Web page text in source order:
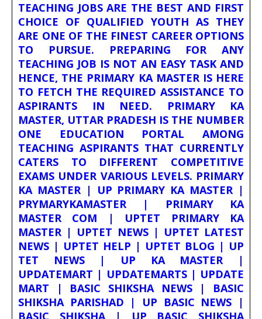
TEACHING JOBS ARE THE BEST AND FIRST
CHOICE OF QUALIFIED YOUTH AS THEY
ARE ONE OF THE FINEST CAREER OPTIONS
TO PURSUE. PREPARING FOR ANY
TEACHING JOB IS NOT AN EASY TASK AND
HENCE, THE PRIMARY KA MASTER IS HERE
TO FETCH THE REQUIRED ASSISTANCE TO
ASPIRANTS IN NEED. PRIMARY KA
MASTER, UTTAR PRADESH IS THE NUMBER
ONE EDUCATION PORTAL AMONG
TEACHING ASPIRANTS THAT CURRENTLY
CATERS TO DIFFERENT COMPETITIVE
EXAMS UNDER VARIOUS LEVELS. PRIMARY
KA MASTER | UP PRIMARY KA MASTER |
PRYMARYKAMASTER | PRIMARY KA
MASTER COM | UPTET PRIMARY KA
MASTER | UPTET NEWS | UPTET LATEST
NEWS | UPTET HELP | UPTET BLOG | UP
TET NEWS | UP KA MASTER |
UPDATEMART | UPDATEMARTS | UPDATE
MART | BASIC SHIKSHA NEWS | BASIC
SHIKSHA PARISHAD | UP BASIC NEWS |
BASIC SHIKSHA | UP BASIC SHIKSHA